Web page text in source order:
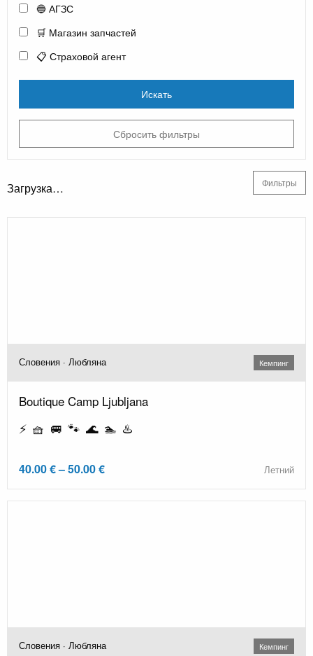
🔵 АГЗС
🛒 Магазин запчастей
📋 Страховой агент
Искать
Сбросить фильтры
Загрузка… Фильтры
Словения · Любляна Кемпинг
Boutique Camp Ljubljana
⚡ 🧺 🚐 🐾 🌊 🏊 ♨️
40.00 € – 50.00 € Летний
Словения · Любляна Кемпинг